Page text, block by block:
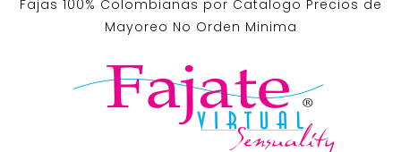
Fajas 100% Colombianas por Catalogo Precios de
Mayoreo No Orden Minima